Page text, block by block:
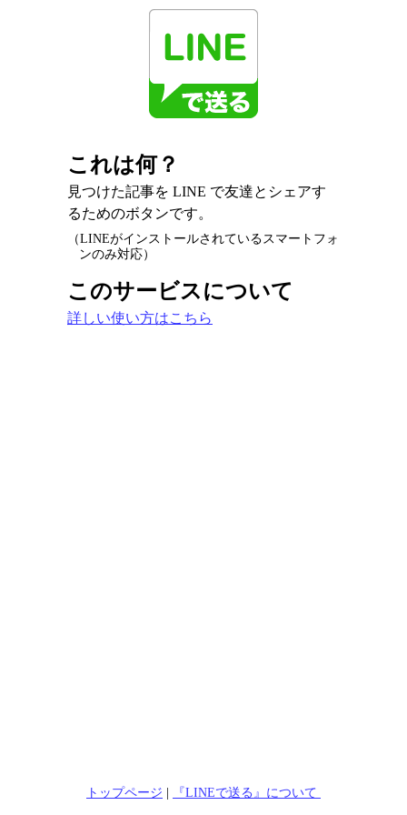
これは何？
見つけた記事を LINE で友達とシェアす
るためのボタンです。
（LINEがインストールされているスマートフォ
ンのみ対応）
このサービスについて
詳しい使い方はこちら
トップページ | 『LINEで送る』について